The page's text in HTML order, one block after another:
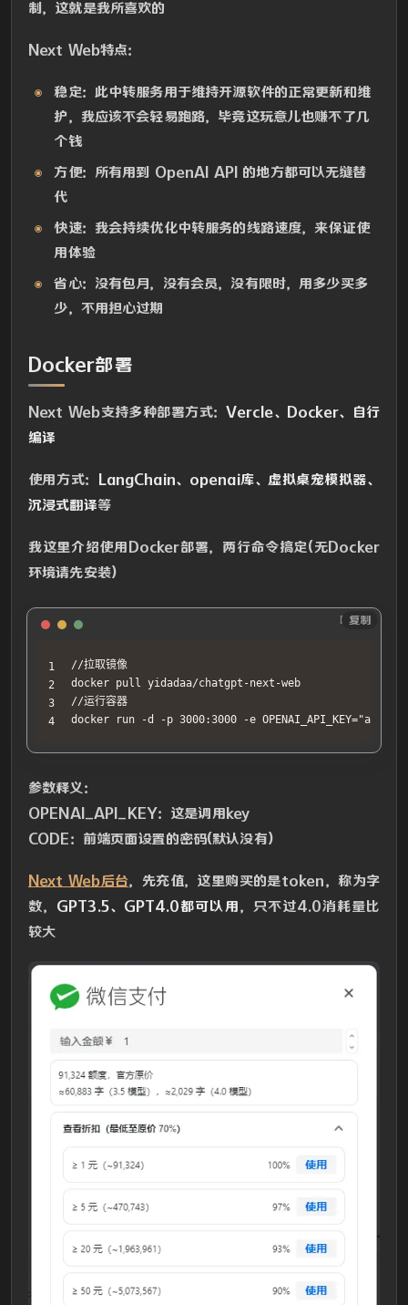
制，这就是我所喜欢的
Next Web特点：
稳定：此中转服务用于维持开源软件的正常更新和维
护，我应该不会轻易跑路，毕竟这玩意儿也赚不了几
个钱
方便：所有用到 OpenAI API 的地方都可以无缝替
代
快速：我会持续优化中转服务的线路速度，来保证使
用体验
省心：没有包月，没有会员，没有限时，用多少买多
少，不用担心过期
Docker部署
Next Web支持多种部署方式：Vercle、Docker、自行
编译
使用方式：
LangChain、openai库、虚拟桌宠模拟器、
沉浸式翻译等
我这里介绍使用Docker部署，两行命令搞定(无Docker
环境请先安装)
//拉取镜像
docker pull yidadaa/chatgpt-next-web
//运行容器
docker run -d -p 3000:3000 -e OPENAI_API_KEY="ak-
复制
Docker
参数释义：
OPENAI_API_KEY：这是调用key
CODE：前端页面设置的密码(默认没有)
Next Web后台，先充值，这里购买的是token，称为字
数， GPT3.5、GPT4.0都可以用 ，只不过4.0消耗量比
较大